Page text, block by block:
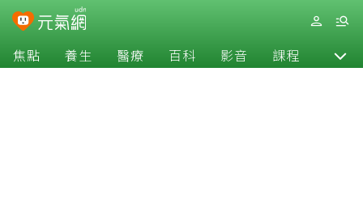
焦點 養生 醫療 百科 影音 課程 退休